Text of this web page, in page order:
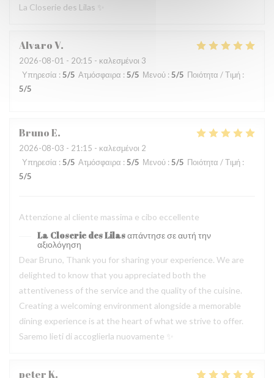
La Closerie des Lilas ✨
AlvaroV
2026-08-01 - 20:15 - καλεσμένοι 3
Υπηρεσία :5/5 Ατμόσφαιρα :5/5 Μενού : 5/5 Ποιότητα / Τιμή :
5/5
BrunoE
2026-08-03 - 21:15 - καλεσμένοι 2
Υπηρεσία : 5/5 Ατμόσφαιρα : 5/5 Μενού : 5/5 Ποιότητα / Τιμή :
5/5
Attenzione al cliente massima e cibo eccellente
La Closerie des Lilasαπάντησε σε αυτή την
αξιολόγηση
Dear Bruno, Thank you for sharing your experience. We are
delighted to know that you appreciated both the
attentiveness of the service and the quality of the cuisine.
Creating a welcoming environment alongside a memorable
dining experience is at the heart of what we strive to offer.
Saremo lieti di accoglierla nuovamente ✨
peterK